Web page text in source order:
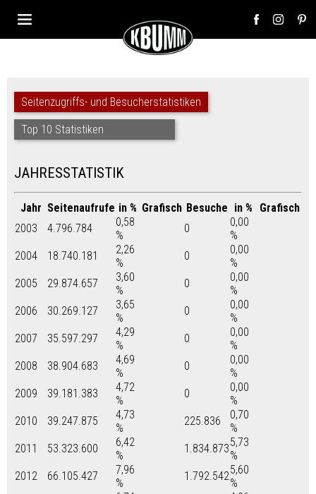
Seitenzugriffs- und Besucherstatistiken
Top 10 Statistiken
JAHRESSTATISTIK
Jahr Seitenaufrufe in % Grafisch Besuche in %
Grafisch
2003
4.796.784
0,58
%
0
0,00
%
2004
18.740.181
2,26
%
0
0,00
%
2005
29.874.657
3,60
%
0
0,00
%
2006
30.269.127
3,65
%
0
0,00
%
2007
35.597.297
4,29
%
0
0,00
%
2008
38.904.683
4,69
%
0
0,00
%
2009
39.181.383
4,72
%
0
0,00
%
2010
39.247.875
4,73
%
225.836
0,70
%
2011
53.323.600
6,42
%
1.834.8735,73
%
2012
66.105.427
7,96
%
1.792.5425,60
%